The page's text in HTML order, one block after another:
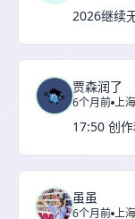
2026继续
贾森润了
6个月前 上海
17:50 创作
虽虽
6个月前 上海